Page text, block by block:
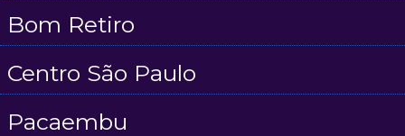
Bom Retiro
Centro São Paulo
Pacaembu